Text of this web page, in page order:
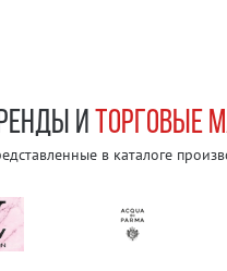
И ТОРГОВЫЕ
в каталоге